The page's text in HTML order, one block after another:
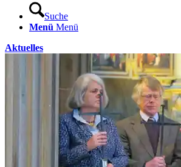
Suche
Menü Menü
Aktuelles